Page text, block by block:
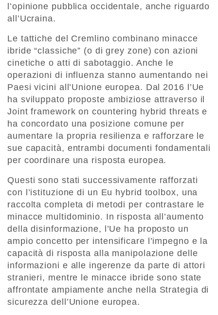
l’opinione pubblica occidentale, anche riguardo
all’Ucraina.
Le tattiche del Cremlino combinano minacce
ibride “classiche” (o di grey zone) con azioni
cinetiche o atti di sabotaggio. Anche le
operazioni di influenza stanno aumentando nei
Paesi vicini all’Unione europea. Dal 2016 l’Ue
ha sviluppato proposte ambiziose attraverso il
Joint framework on countering hybrid threats e
ha concordato una posizione comune per
aumentare la propria resilienza e rafforzare le
sue capacità, entrambi documenti fondamentali
per coordinare una risposta europea.
Questi sono stati successivamente rafforzati
con l’istituzione di un Eu hybrid toolbox, una
raccolta completa di metodi per contrastare le
minacce multidominio. In risposta all’aumento
della disinformazione, l’Ue ha proposto un
ampio concetto per intensificare l’impegno e la
capacità di risposta alla manipolazione delle
informazioni e alle ingerenze da parte di attori
stranieri, mentre le minacce ibride sono state
affrontate ampiamente anche nella Strategia di
sicurezza dell’Unione europea.